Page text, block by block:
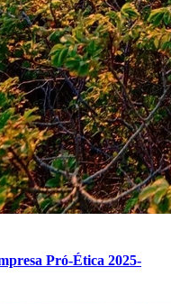
Pró-Ética 2025-